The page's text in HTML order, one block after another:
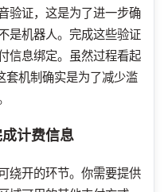
验证，这是为了进一步确
是机器人。完成这些验证
息绑定。虽然过程看起
套机制确实是为了减少滥
计费信息
绕开的环节。你需要提供